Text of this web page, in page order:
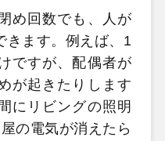
め回数でも、人が
きます。例えば、1
ですが、配偶者が
が起きたりします
にリビングの照明
の電気が消えたら